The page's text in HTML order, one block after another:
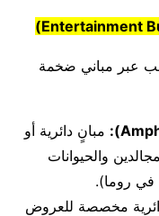
عبر مباني ضخمة
مبانٍ دائرية أو
والحيوانات
في روما).
مخصصة للعروض